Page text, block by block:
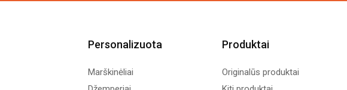
Personalizuota
Marškinėliai
Produktai
Originalūs produktai